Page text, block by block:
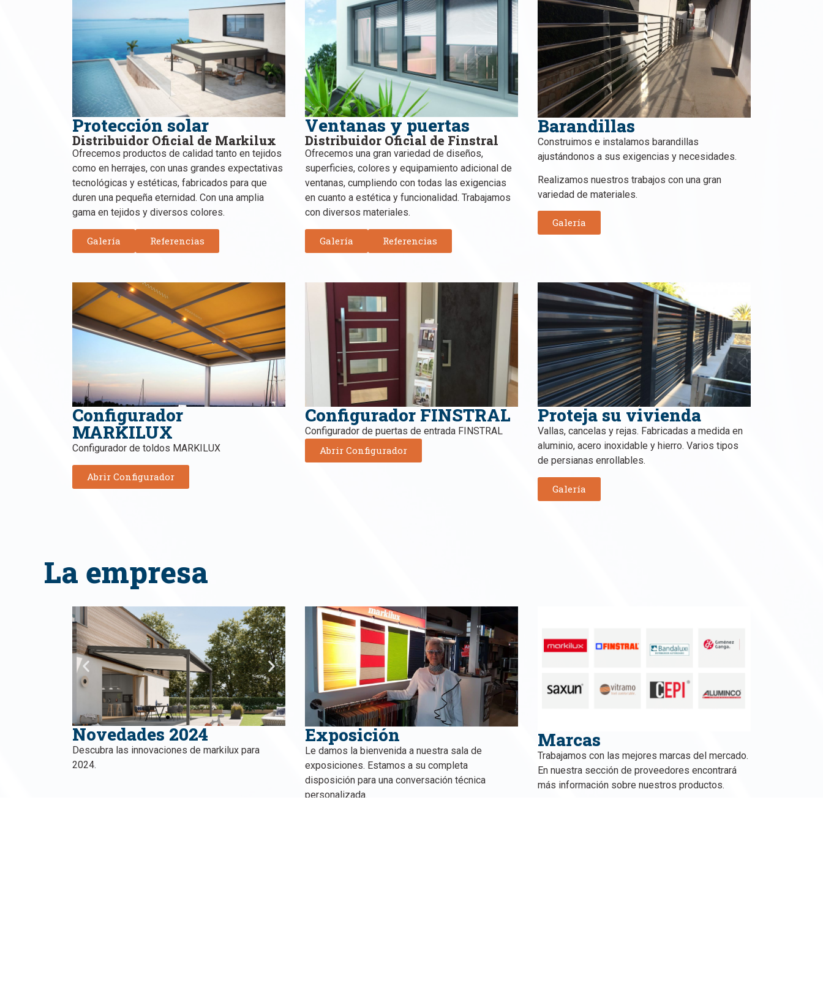
Protección solar
Distribuidor Oficial de Markilux
Ofrecemos productos de calidad tanto en tejidos
como en herrajes, con unas grandes expectativas
tecnológicas y estéticas, fabricados para que
duren una pequeña eternidad. Con una amplia
gama en tejidos y diversos colores.
Galería Referencias
Ventanas y puertas
Distribuidor Oficial de Finstral
Ofrecemos una gran variedad de diseños,
superficies, colores y equipamiento adicional de
ventanas, cumpliendo con todas las exigencias
en cuanto a estética y funcionalidad. Trabajamos
con diversos materiales.
Galería Referencias
Barandillas
Construimos e instalamos barandillas
ajustándonos a sus exigencias y necesidades.
Realizamos nuestros trabajos con una gran
variedad de materiales.
Galería
Configurador
MARKILUX
Configurador de toldos MARKILUX
Abrir Configurador
Configurador FINSTRAL
Configurador de puertas de entrada FINSTRAL
Abrir Configurador
Proteja su vivienda
Vallas, cancelas y rejas. Fabricadas a medida en
aluminio, acero inoxidable y hierro. Varios tipos
de persianas enrollables.
Galería
La empresa
Novedades 2024
Descubra las innovaciones de markilux para
2024.
Exposición
Le damos la bienvenida a nuestra sala de
exposiciones. Estamos a su completa
disposición para una conversación técnica
personalizada.
Marcas
Trabajamos con las mejores marcas del mercado.
En nuestra sección de proveedores encontrará
más información sobre nuestros productos.